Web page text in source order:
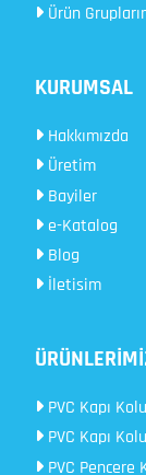
Ürün
KURUMSAL
Hakkımızda
Üretim
Bayiler
e-Katalog
Blog
İletisim
PVC Kapı
PVC Kapı
PVC Pencere